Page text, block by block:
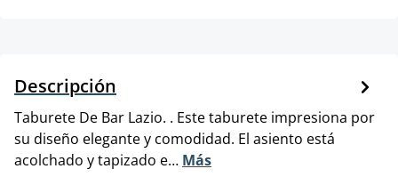
Descripción
Taburete De Bar Lazio. . Este taburete impresiona por
su diseño elegante y comodidad. El asiento está
acolchado y tapizado e… Más